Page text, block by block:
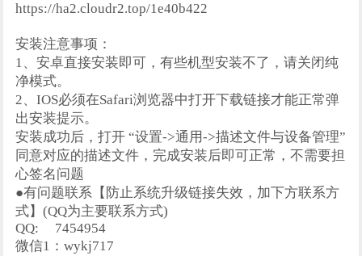
https://ha2.cloudr2.top/1e40b422
安装注意事项：
1、安卓直接安装即可，有些机型安装不了，请关闭纯
净模式。
2、IOS必须在Safari浏览器中打开下载链接才能正常弹
出安装提示。
安装成功后，打开 “设置->通用->描述文件与设备管理”
同意对应的描述文件，完成安装后即可正常，不需要担
心签名问题
●有问题联系【防止系统升级链接失效，加下方联系方
式】(QQ为主要联系方式)
QQ:
7454954
微信1：wykj717